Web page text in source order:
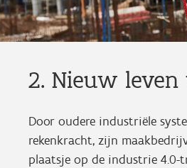
2. Nieuw
Door oudere industriële
rekenkracht, zijn
plaatsje op de industrie 4.0-